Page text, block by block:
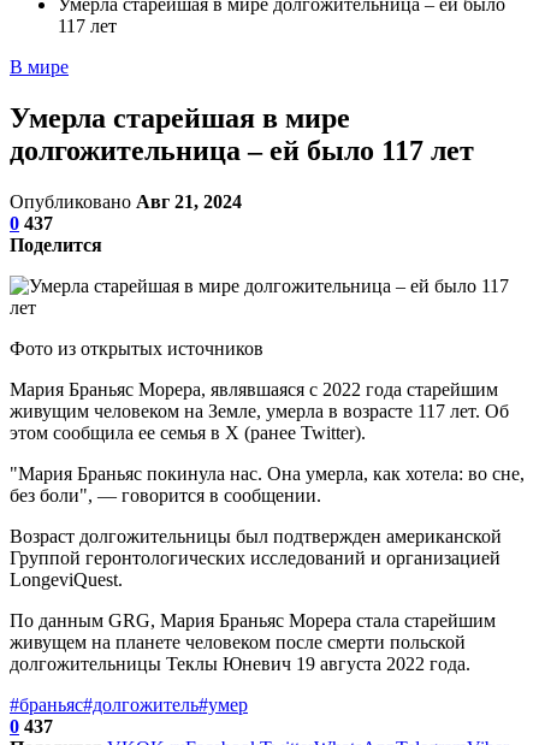
Умерла старейшая в мире долгожительница – ей было
117 лет
В мире
Умерла старейшая в мире
долгожительница – ей было 117 лет
Опубликовано Авг 21, 2024
0 437
Поделится
Фото из открытых источников
Мария Браньяс Морера, являвшаяся с 2022 года старейшим
живущим человеком на Земле, умерла в возрасте 117 лет. Об
этом сообщила ее семья в Х (ранее Twitter).
"Мария Браньяс покинула нас. Она умерла, как хотела: во сне,
без боли", — говорится в сообщении.
Возраст долгожительницы был подтвержден американской
Группой геронтологических исследований и организацией
LongeviQuest.
По данным GRG, Мария Браньяс Морера стала старейшим
живущем на планете человеком после смерти польской
долгожительницы Теклы Юневич 19 августа 2022 года.
#браньяс#долгожитель#умер
0 437